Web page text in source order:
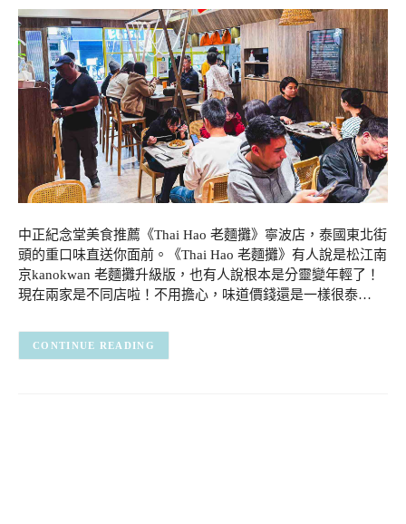
中正紀念堂美食推薦《Thai Hao 老麵攤》寧波店，泰國東北街
頭的重口味直送你面前。《Thai Hao 老麵攤》有人說是松江南
京kanokwan 老麵攤升級版，也有人說根本是分靈變年輕了！
現在兩家是不同店啦！不用擔心，味道價錢還是一樣很泰…
CONTINUE READING